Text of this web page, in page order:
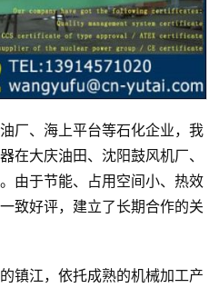
厂、海上平台等石化企业，我
在大庆油田、沈阳鼓风机厂、
由于节能、占用空间小、热效
致好评，建立了长期合作的关
镇江，依托成熟的机械加工产